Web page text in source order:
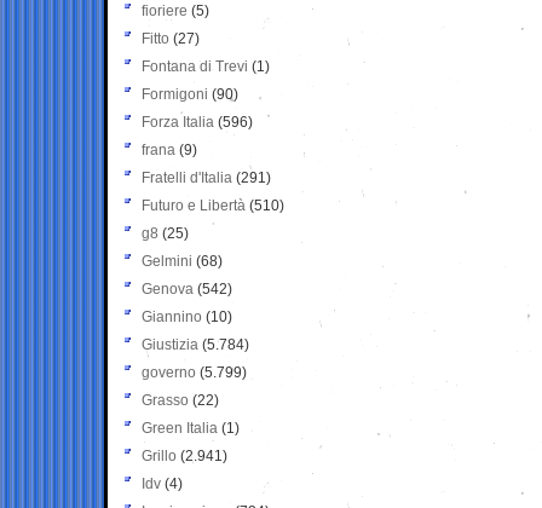
fioriere (5)
Fitto (27)
Fontana di Trevi (1)
Formigoni (90)
Forza Italia (596)
frana (9)
Fratelli d'Italia (291)
Futuro e Libertà (510)
g8 (25)
Gelmini (68)
Genova (542)
Giannino (10)
Giustizia (5.784)
governo (5.799)
Grasso (22)
Green Italia (1)
Grillo (2.941)
Idv (4)